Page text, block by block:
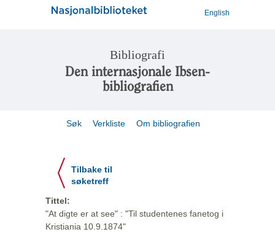
English
Bibliografi
Den internasjonale Ibsen-
bibliografien
Søk Verkliste Om bibliografien
Tilbake til
søketreff
Tittel:
"At digte er at see" : "Til studentenes fanetog i
Kristiania 10.9.1874"